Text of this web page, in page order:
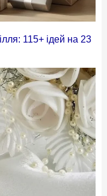
115+ ідей на 23